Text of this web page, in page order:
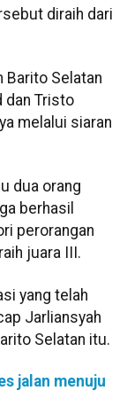
diraih dari
Barito Selatan
dan Tristo
melalui siaran
dua orang
berhasil
perorangan
juara III.
yang telah
Jarliansyah
Selatan itu.
jalan menuju